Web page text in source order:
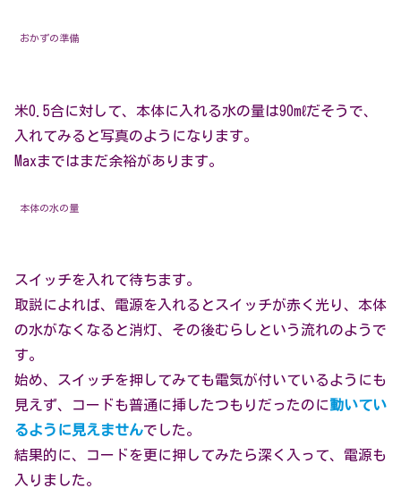
おかずの準備
米0.5合に対して、本体に入れる水の量は90mℓだそうで、
入れてみると写真のようになります。
Maxまではまだ余裕があります。
本体の水の量
スイッチを入れて待ちます。
取説によれば、電源を入れるとスイッチが赤く光り、本体
の水がなくなると消灯、その後むらしという流れのようで
す。
始め、スイッチを押してみても電気が付いているようにも
見えず、コードも普通に挿したつもりだったのに動いてい
るように見えませんでした。
結果的に、コードを更に押してみたら深く入って、電源も
入りました。